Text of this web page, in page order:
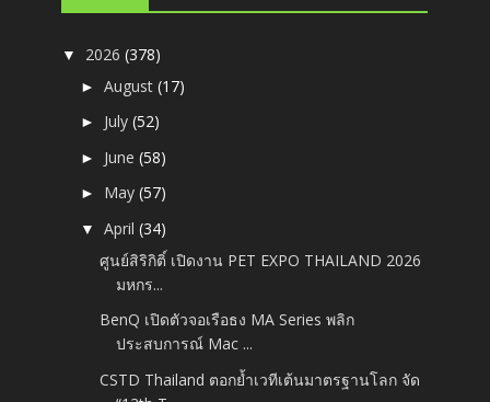
▼ 2026(378)
►August(17)
► July(52)
► June(58)
► May(57)
▼April(34)
ศูนย์สิริกิติ์ เปิดงาน PET EXPO THAILAND 2026
มหกร...
BenQ เปิดตัวจอเรือธง MA Series พลิก
ประสบการณ์ Mac ...
CSTD Thailand ตอกย้ำเวทีเต้นมาตรฐานโลก จัด